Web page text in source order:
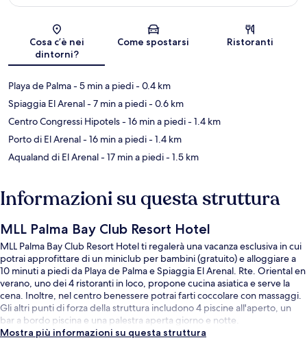
Cosa c’è nei
dintorni?
Come spostarsi Ristoranti
Playa de Palma- 5 min a piedi- 0.4 km
Spiaggia El Arenal- 7 min a piedi- 0.6 km
Centro Congressi Hipotels- 16 min a piedi- 1.4 km
Porto di El Arenal- 16 min a piedi- 1.4 km
Aqualand di El Arenal- 17 min a piedi- 1.5 km
Informazioni su questa struttura
MLL Palma Bay Club Resort Hotel
MLL Palma Bay Club Resort Hotel ti regalerà una vacanza esclusiva in cui
potrai approfittare di un miniclub per bambini (gratuito) e alloggiare a
10 minuti a piedi da Playa de Palma e Spiaggia El Arenal. Rte. Oriental en
verano, uno dei 4 ristoranti in loco, propone cucina asiatica e serve la
cena. Inoltre, nel centro benessere potrai farti coccolare con massaggi.
Gli altri punti di forza della struttura includono 4 piscine all'aperto, un
bar a bordo piscina e una palestra aperta giorno e notte.
Mostra più informazioni su questa struttura